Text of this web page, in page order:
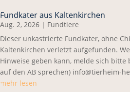
Fundkater aus Kaltenkirchen
Aug. 2, 2026 | Fundtiere
Dieser unkastrierte Fundkater, ohne
Kaltenkirchen verletzt aufgefunden.
Hinweise geben kann, melde sich bitte
auf den AB sprechen) info@tierheim-
mehr lesen